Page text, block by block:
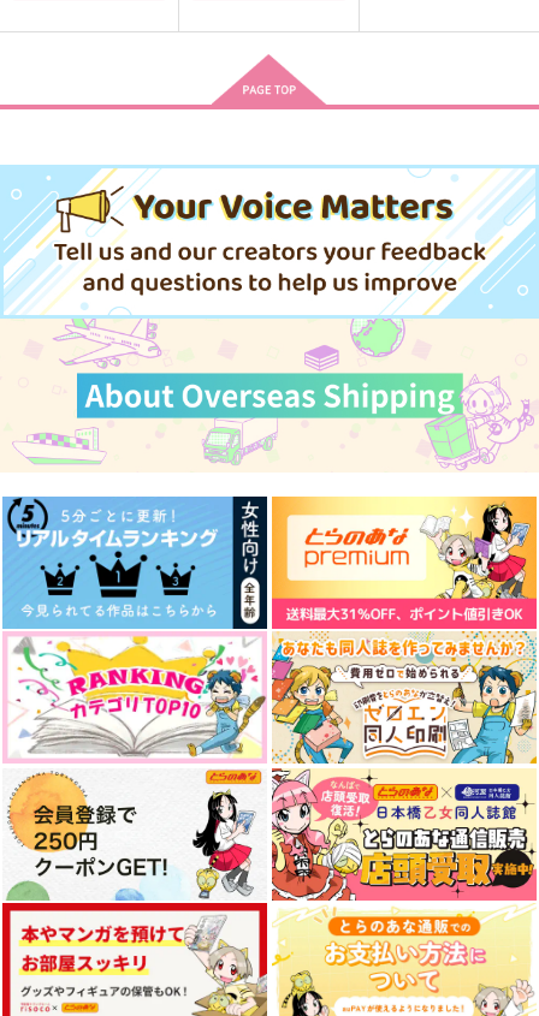
サンプル
作品詳細
がなにか？【魔術師】
織屋
サンプル
作品詳細
サンプル
作品詳細
POKAKA再録集６
POKAKA
3,144円（税込）
黛千尋×黒子テツヤ
サンプル
作品詳細